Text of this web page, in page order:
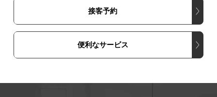
接客予約
便利なサービス